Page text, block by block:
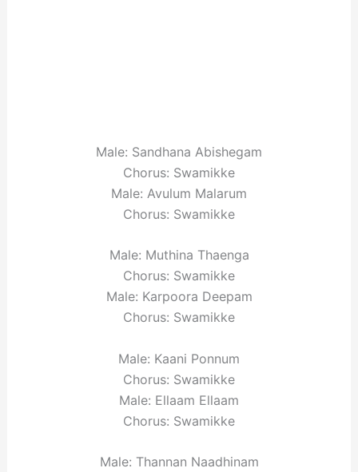
Male: Sandhana Abishegam
Chorus: Swamikke
Male: Avulum Malarum
Chorus: Swamikke
Male: Muthina Thaenga
Chorus: Swamikke
Male: Karpoora Deepam
Chorus: Swamikke
Male: Kaani Ponnum
Chorus: Swamikke
Male: Ellaam Ellaam
Chorus: Swamikke
Male: Thannan Naadhinam